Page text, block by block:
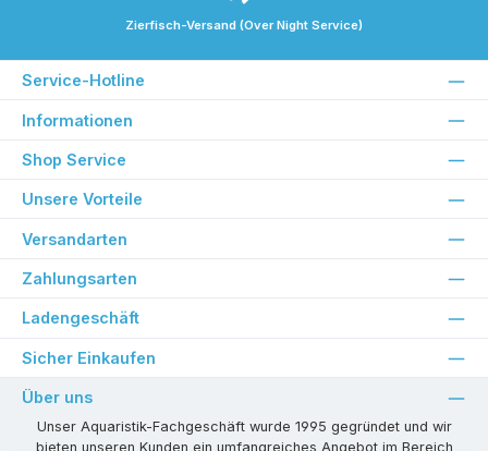
Zierfisch-Versand (Over Night Service)
Service-Hotline
Informationen
Shop Service
Unsere Vorteile
Versandarten
Zahlungsarten
Ladengeschäft
Sicher Einkaufen
Über uns
Unser Aquaristik-Fachgeschäft wurde 1995 gegründet und wir
bieten unseren Kunden ein umfangreiches Angebot im Bereich